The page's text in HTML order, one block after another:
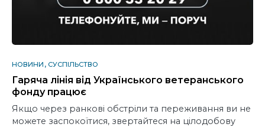
НОВИНИ СУСПІЛЬСТВО
Гаряча лінія від Українського ветеранського
фонду працює
Якщо через ранкові обстріли та переживання ви не
можете заспокоїтися, звертайтеся на цілодобову